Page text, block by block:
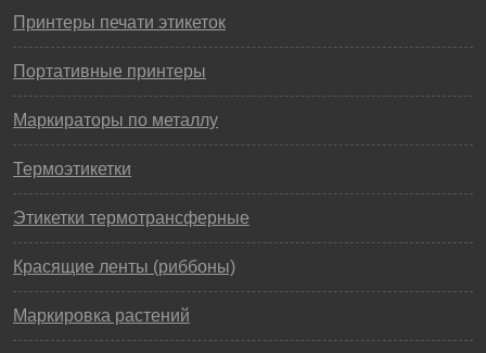
Принтеры печати этикеток
Портативные принтеры
Маркираторы по металлу
Термоэтикетки
Этикетки термотрансферные
Красящие ленты (риббоны)
Маркировка растений